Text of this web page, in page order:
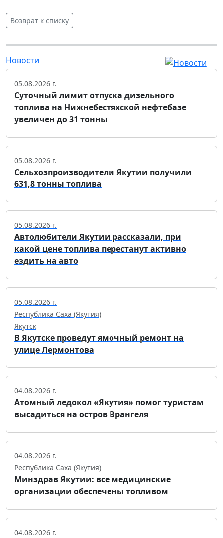
Возврат к списку
Новости
05.08.2026 г.
Суточный лимит отпуска дизельного
топлива на Нижнебестяхской нефтебазе
увеличен до 31 тонны
05.08.2026 г.
Сельхозпроизводители Якутии получили
631,8 тонны топлива
05.08.2026 г.
Автолюбители Якутии рассказали, при
какой цене топлива перестанут активно
ездить на авто
05.08.2026 г.
Республика Саха (Якутия)
Якутск
В Якутске проведут ямочный ремонт на
улице Лермонтова
04.08.2026 г.
Атомный ледокол «Якутия» помог туристам
высадиться на остров Врангеля
04.08.2026 г.
Республика Саха (Якутия)
Минздрав Якутии: все медицинские
организации обеспечены топливом
04.08.2026 г.